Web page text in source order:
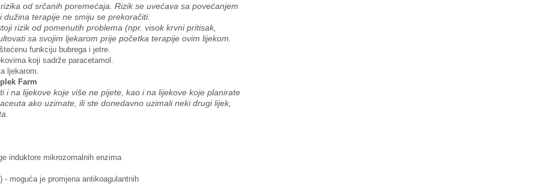
od srčanih poremećaja. Rizik se uvećava sa povećanjem
terapije ne smiju se prekoračiti.
rizik od pomenutih problema (npr. visok krvni pritisak,
sa svojim ljekarom prije početka terapije ovim lijekom.
funkciju bubrega i jetre.
koji sadrže paracetamol.
ljekarom.
Farm
i na lijekove koje više ne pijete, kao i na lijekove koje planirate
ako uzimate, ili ste donedavno uzimali neki drugi lijek,
induktore mikrozomalnih enzima
moguća je promjena antikoagulantnih